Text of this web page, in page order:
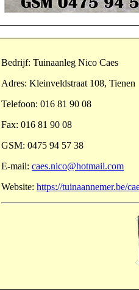
Bedrijf: Tuinaanleg Nico Caes
Adres: Kleinveldstraat 108, Tienen
Telefoon: 016 81 90 08
Fax: 016 81 90 08
GSM: 0475 94 57 38
E-mail: caes.nico@hotmail.com
Website: https://tuinaannemer.be/